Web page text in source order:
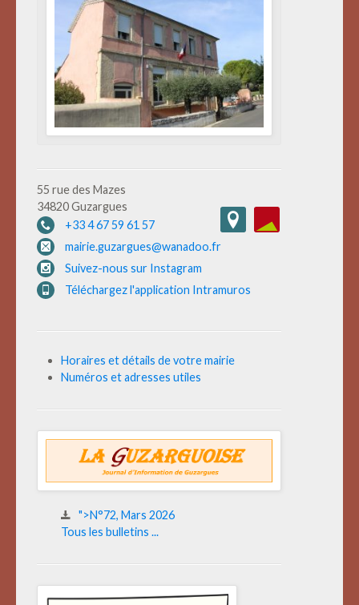
55 rue des Mazes
34820 Guzargues
+33 4 67 59 61 57
mairie.guzargues@wanadoo.fr
Suivez-nous sur Instagram
Téléchargez l'application Intramuros
Horaires et détails de votre mairie
Numéros et adresses utiles
">N°72, Mars 2026
Tous les bulletins ...